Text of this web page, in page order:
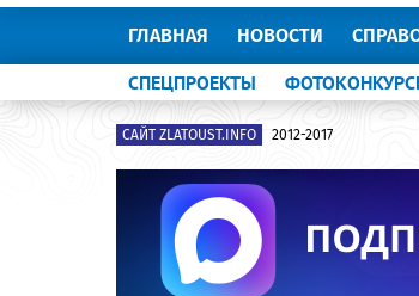
ГЛАВНАЯ НОВОСТИ
СПЕЦПРОЕКТЫ
САЙТ ZLATOUST.INFO 2012-2017